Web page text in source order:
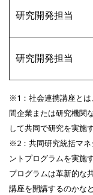
研究開発担当
研究開発担当
※1：社会連携講座と
間企業または研究機関
して共同で研究を実施
※2：共同研究統括マネ
ントプログラムを実施
プログラムは革新的な
講座を開講するのかな